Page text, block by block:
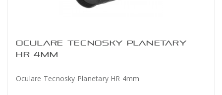
OCULARE TECNOSKY PLANETARY
HR 4MM
Oculare Tecnosky Planetary HR 4mm